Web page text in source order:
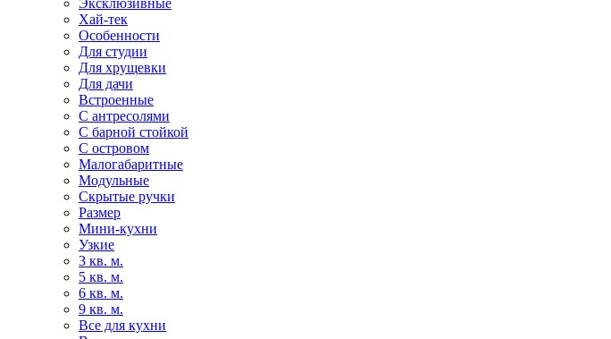
Хай-тек
Особенности
Для студии
Для хрущевки
Для дачи
Встроенные
С антресолями
С барной стойкой
С островом
Малогабаритные
Модульные
Скрытые ручки
Размер
Мини-кухни
Узкие
3 кв. м.
5 кв. м.
6 кв. м.
9 кв. м.
Все для кухни